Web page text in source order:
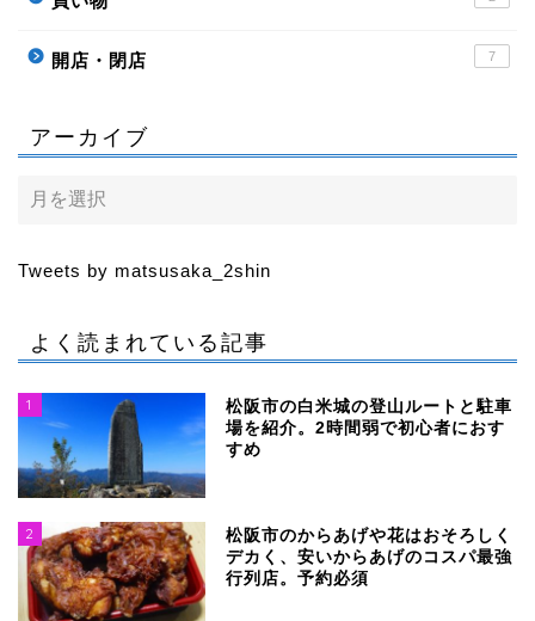
開店・閉店 7
アーカイブ
Tweets by matsusaka_2shin
よく読まれている記事
1
松阪市の白米城の登山ルートと駐車
場を紹介。2時間弱で初心者におす
すめ
2
松阪市のからあげや花はおそろしく
デカく、安いからあげのコスパ最強
行列店。予約必須